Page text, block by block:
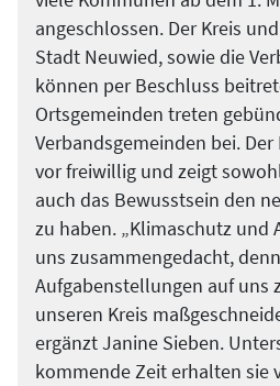
angeschlossen. Der Kreis
Stadt Neuwied, sowie die
können per Beschluss
Ortsgemeinden treten
Verbandsgemeinden bei.
vor freiwillig und zeigt
auch das Bewusstsein den
zu haben. „Klimaschutz und
uns zusammengedacht,
Aufgabenstellungen auf uns
unseren Kreis
ergänzt Janine Sieben.
kommende Zeit erhalten sie